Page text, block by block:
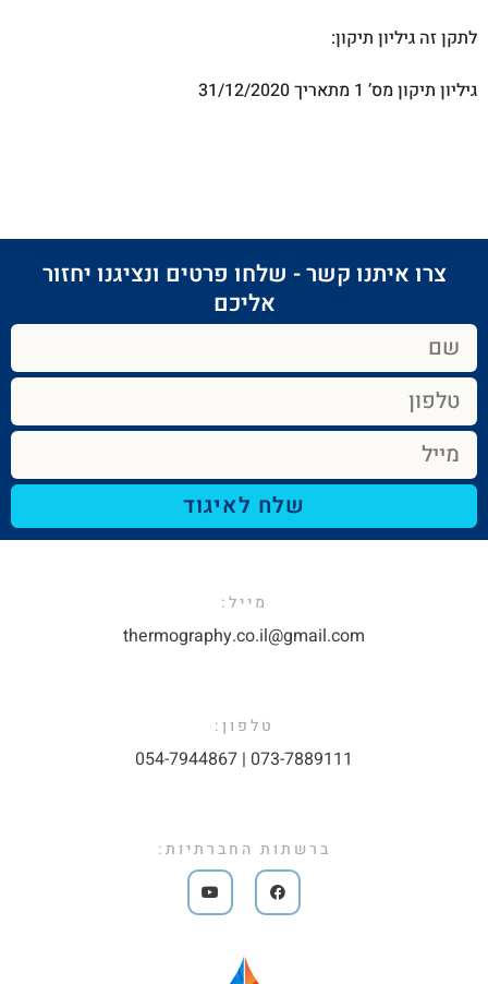
לתקן זה גיליון תיקון:
גיליון תיקון מס’ 1 מתאריך 31/12/2020
צרו איתנו קשר - שלחו פרטים ונציגנו יחזור
אליכם​
שלח לאיגוד
מייל:​
thermography.co.il@gmail.com​
טלפון:
073-7889111 | 054-7944867​
ברשתות החברתיות: